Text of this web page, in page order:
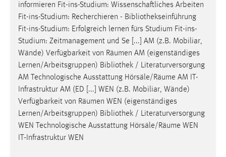
informieren Fit-ins-Studium: Wissenschaftliches Arbeiten
Fit-ins-Studium: Recherchieren - Bibliothekseinführung
Fit-ins-Studium: Erfolgreich lernen fürs Studium Fit-ins-
Studium: Zeitmanagement und Se [...] AM (z.B. Mobiliar,
Wände) Verfügbarkeit von Räumen AM (eigenständiges
Lernen/Arbeitsgruppen) Bibliothek / Literaturversorgung
AM Technologische Ausstattung Hörsäle/Räume AM IT-
Infrastruktur AM (ED [...] WEN (z.B. Mobiliar, Wände)
Verfügbarkeit von Räumen WEN (eigenständiges
Lernen/Arbeitsgruppen) Bibliothek / Literaturversorgung
WEN Technologische Ausstattung Hörsäle/Räume WEN
IT-Infrastruktur WEN